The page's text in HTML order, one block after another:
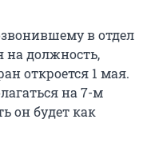
в отдел
на должность,
откроется 1 мая.
на 7-м
он будет как